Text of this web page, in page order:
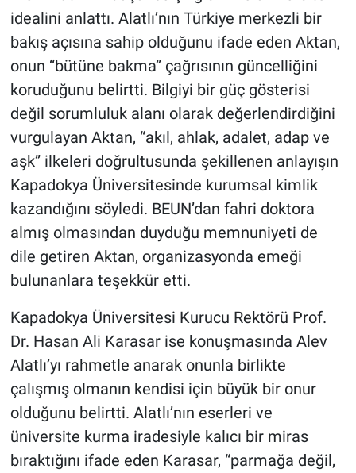
idealini anlattı. Alatlı’nın Türkiye merkezli bir
bakış açısına sahip olduğunu ifade eden Aktan,
onun “bütüne bakma” çağrısının güncelliğini
koruduğunu belirtti. Bilgiyi bir güç gösterisi
değil sorumluluk alanı olarak değerlendirdiğini
vurgulayan Aktan, “akıl, ahlak, adalet, adap ve
aşk” ilkeleri doğrultusunda şekillenen anlayışın
Kapadokya Üniversitesinde kurumsal kimlik
kazandığını söyledi. BEUN’dan fahri doktora
almış olmasından duyduğu memnuniyeti de
dile getiren Aktan, organizasyonda emeği
bulunanlara teşekkür etti.
Kapadokya Üniversitesi Kurucu Rektörü Prof.
Dr. Hasan Ali Karasar ise konuşmasında Alev
Alatlı’yı rahmetle anarak onunla birlikte
çalışmış olmanın kendisi için büyük bir onur
olduğunu belirtti. Alatlı’nın eserleri ve
üniversite kurma iradesiyle kalıcı bir miras
bıraktığını ifade eden Karasar, “parmağa değil,